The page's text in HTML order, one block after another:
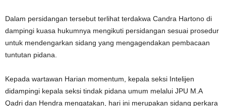
Dalam persidangan tersebut terlihat terdakwa Candra Hartono di
dampingi kuasa hukumnya mengikuti persidangan sesuai prosedur
untuk mendengarkan sidang yang mengagendakan pembacaan
tuntutan pidana.
Kepada wartawan Harian momentum, kepala seksi Intelijen
didampingi kepala seksi tindak pidana umum melalui JPU M.A
Qadri dan Hendra mengatakan, hari ini merupakan sidang perkara